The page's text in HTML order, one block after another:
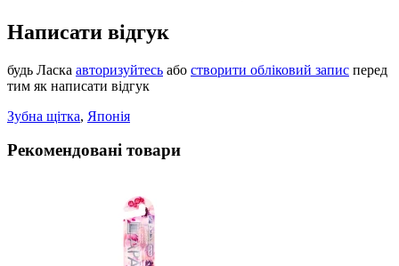
Написати відгук
будь Ласка авторизуйтесь або створити обліковий запис перед
тим як написати відгук
Зубна щiтка, Японiя
Рекомендовані товари